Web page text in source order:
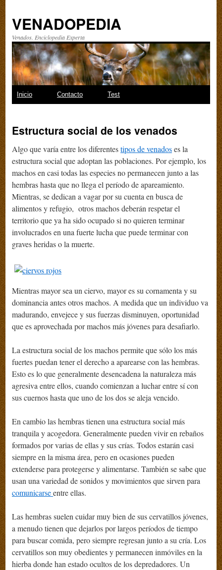
VENADOPEDIA
Venados. Enciclopedia Experta
Saltar
contenido
Inicio Contacto Test
Estructura social de los venados
Algo que varía entre los diferentestipos de venadoses la
estructura social que adoptan las poblaciones. Por ejemplo, los
machos en casi todas las especies no permanecen junto a las
hembras hasta que no llega el período de apareamiento.
Mientras, se dedican a vagar por su cuenta en busca de
alimentos y refugio, otros machos deberán respetar el
territorio que ya ha sido ocupado si no quieren terminar
involucrados en una fuerte lucha que puede terminar con
graves heridas o la muerte.
Mientras mayor sea un ciervo, mayor es su cornamenta y su
dominancia antes otros machos. A medida que un individuo va
madurando, envejece y sus fuerzas disminuyen, oportunidad
que es aprovechada por machos más jóvenes para desafiarlo.
La estructura social de los machos permite que sólo los más
fuertes puedan tener el derecho a aparearse con las hembras.
Esto es lo que generalmente desencadena la naturaleza más
agresiva entre ellos, cuando comienzan a luchar entre sí con
sus cuernos hasta que uno de los dos se aleja vencido.
En cambio las hembras tienen una estructura social más
tranquila y acogedora. Generalmente pueden vivir en rebaños
formados por varias de ellas y sus crías. Todos estarán casi
siempre en la misma área, pero en ocasiones pueden
extenderse para protegerse y alimentarse. También se sabe que
usan una variedad de sonidos y movimientos que sirven para
comunicarseentre ellas.
Las hembras suelen cuidar muy bien de sus cervatillos jóvenes,
a menudo tienen que dejarlos por largos períodos de tiempo
para buscar comida, pero siempre regresan junto a su cría. Los
cervatillos son muy obedientes y permanecen inmóviles en la
hierba donde han estado ocultos de los depredadores. Un